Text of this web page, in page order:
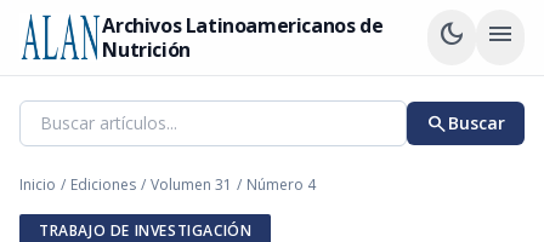
Archivos Latinoamericanos de
Nutrición
dark_mode menu
searchBuscar
Inicio / Ediciones / Volumen 31 / Número 4
TRABAJO DE INVESTIGACIÓN